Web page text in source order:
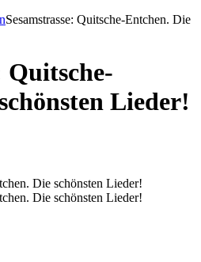
Sesamstrasse: Quitsche-Entchen. Die
Quitsche-
Lieder!